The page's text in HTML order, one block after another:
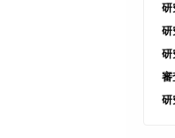
研
研
研
審
研